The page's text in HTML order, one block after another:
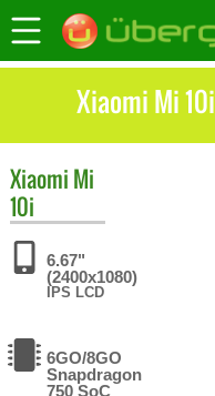
Xiaomi Mi
Xiaomi Mi
10i
6.67"
(2400x1080)
IPS LCD
6GO/8GO
Snapdragon
750 SoC